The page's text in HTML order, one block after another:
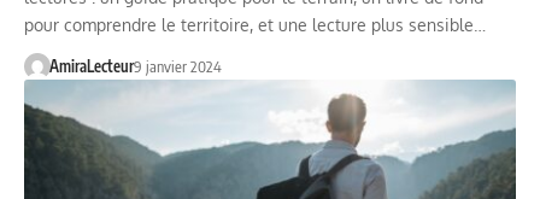
pour comprendre le territoire, et une lecture plus sensible…
AmiraLecteur9 janvier 2024